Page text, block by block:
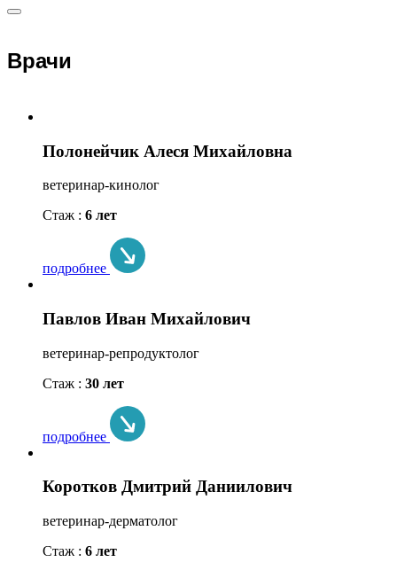
Врачи
Полонейчик Алеся Михайловна
ветеринар-кинолог
Стаж : 6 лет
подробнее
Павлов Иван Михайлович
ветеринар-репродуктолог
Стаж : 30 лет
подробнее
Коротков Дмитрий Даниилович
ветеринар-дерматолог
Стаж : 6 лет